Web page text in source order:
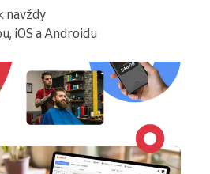
navždy
iOS a Androidu